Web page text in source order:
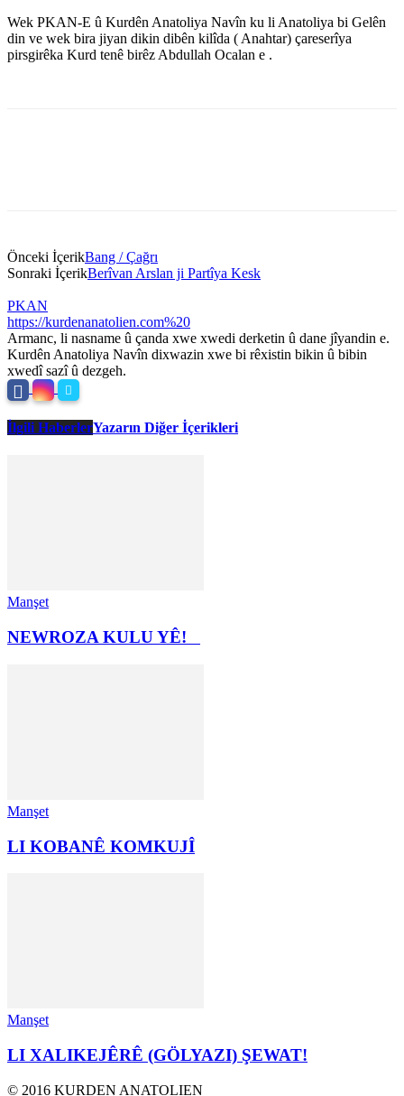
Wek PKAN-E û Kurdên Anatoliya Navîn ku li Anatoliya bi Gelên
din ve wek bira jiyan dikin dibên kilîda ( Anahtar) çareserîya
pirsgirêka Kurd tenê birêz Abdullah Ocalan e .
Önceki İçerikBang / Çağrı
Sonraki İçerikBerîvan Arslan ji Partîya Kesk
PKAN
https://kurdenanatolien.com%20
Armanc, li nasname û çanda xwe xwedi derketin û dane jîyandin e.
Kurdên Anatoliya Navîn dixwazin xwe bi rêxistin bikin û bibin
xwedî sazî û dezgeh.
İlgili HaberlerYazarın Diğer İçerikleri
Manşet
NEWROZA KULU YÊ!
Manşet
LI KOBANÊ KOMKUJÎ
Manşet
LI XALIKEJÊRÊ (GÖLYAZI) ŞEWAT!
© 2016 KURDEN ANATOLIEN